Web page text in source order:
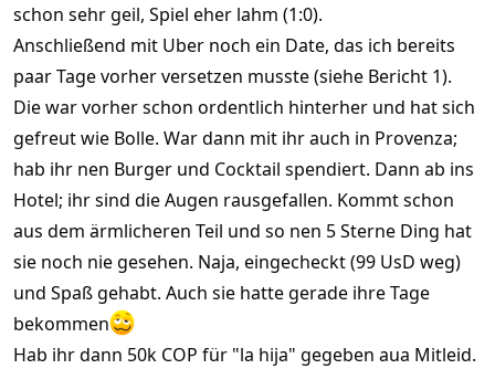
schon sehr geil, Spiel eher lahm (1:0).
Anschließend mit Uber noch ein Date, das ich bereits
paar Tage vorher versetzen musste (siehe Bericht 1).
Die war vorher schon ordentlich hinterher und hat sich
gefreut wie Bolle. War dann mit ihr auch in Provenza;
hab ihr nen Burger und Cocktail spendiert. Dann ab ins
Hotel; ihr sind die Augen rausgefallen. Kommt schon
aus dem ärmlicheren Teil und so nen 5 Sterne Ding hat
sie noch nie gesehen. Naja, eingecheckt (99 UsD weg)
und Spaß gehabt. Auch sie hatte gerade ihre Tage
bekommen
Hab ihr dann 50k COP für "la hija" gegeben aua Mitleid.